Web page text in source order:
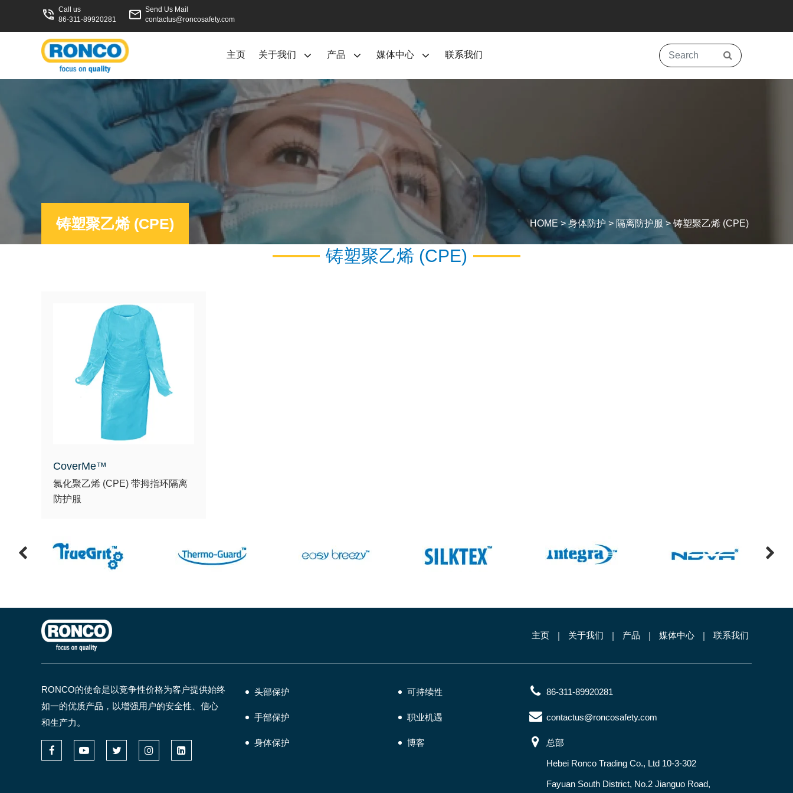
Call us
86-311-89920281
Send Us Mail
contactus@roncosafety.com
主页 关于我们 产品 媒体中心 联系我们
铸塑聚乙烯 (CPE) HOME > 身体防护 > 隔离防护服 >铸塑聚乙烯 (CPE)
铸塑聚乙烯 (CPE)
CoverMe™
氯化聚乙烯 (CPE) 带拇指环隔离
防护服
主页 关于我们 产品 媒体中心 联系我们
RONCO的使命是以竞争性价格为客户提供始终
如一的优质产品，以增强用户的安全性、信心
和生产力。
头部保护
手部保护
身体保护
可持续性
职业机遇
博客
86-311-89920281
contactus@roncosafety.com
总部
Hebei Ronco Trading Co., Ltd 10-3-302
Fayuan South District, No.2 Jianguo Road,